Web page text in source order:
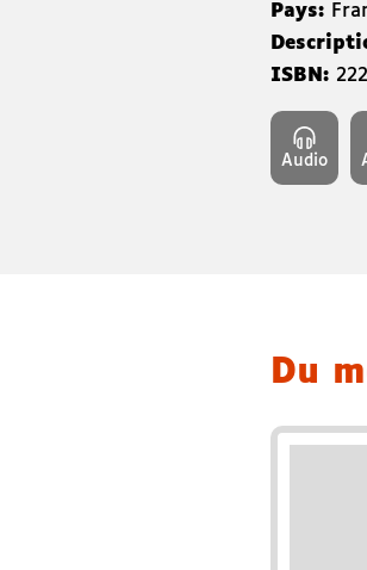
Pays:
ISBN:
Audio
Du